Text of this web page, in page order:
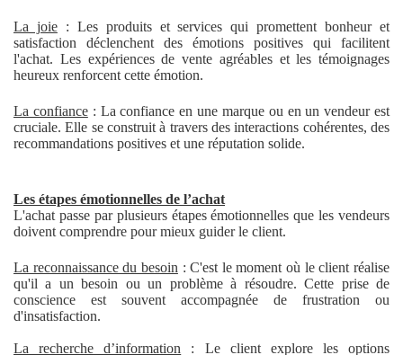
La joie: Les produits et services qui promettent bonheur et
satisfaction déclenchent des émotions positives qui facilitent
l'achat. Les expériences de vente agréables et les témoignages
heureux renforcent cette émotion.
La confiance: La confiance en une marque ou en un vendeur est
cruciale. Elle se construit à travers des interactions cohérentes, des
recommandations positives et une réputation solide.
Les étapes émotionnelles de l’achat
L'achat passe par plusieurs étapes émotionnelles que les vendeurs
doivent comprendre pour mieux guider le client.
La reconnaissance du besoin: C'est le moment où le client réalise
qu'il a un besoin ou un problème à résoudre. Cette prise de
conscience est souvent accompagnée de frustration ou
d'insatisfaction.
La recherche d’information : Le client explore les options